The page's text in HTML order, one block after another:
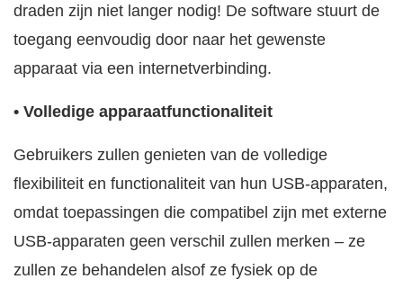
draden zijn niet langer nodig! De software stuurt de
toegang eenvoudig door naar het gewenste
apparaat via een internetverbinding.
• Volledige apparaatfunctionaliteit
Gebruikers zullen genieten van de volledige
flexibiliteit en functionaliteit van hun USB-apparaten,
omdat toepassingen die compatibel zijn met externe
USB-apparaten geen verschil zullen merken – ze
zullen ze behandelen alsof ze fysiek op de